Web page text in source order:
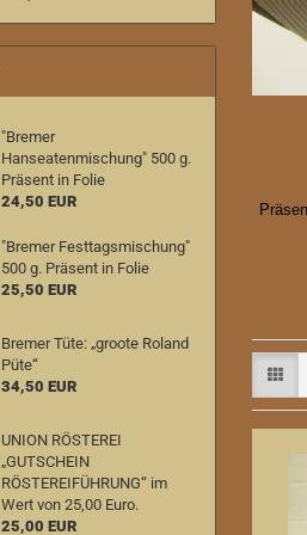
"Bremer
Hanseatenmischung" 500 g.
Präsent in Folie
24,50 EUR
"Bremer Festtagsmischung"
500 g. Präsent in Folie
25,50 EUR
Bremer Tüte: „groote Roland
Püte“
34,50 EUR
UNION RÖSTEREI
„GUTSCHEIN
RÖSTEREIFÜHRUNG“ im
Wert von 25,00 Euro.
25,00 EUR